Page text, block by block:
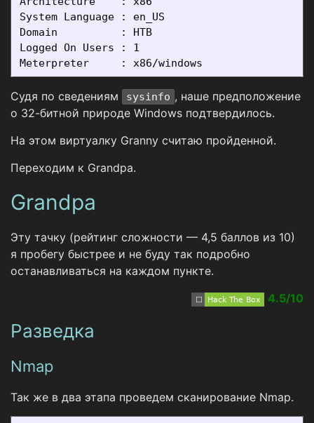
System Language : en_US
Domain          : HTB
Logged On Users : 1
Судя по сведениям sysinfo , наше предположение
о 32-битной природе Windows подтвердилось.
На этом виртуалку Granny считаю пройденной.
Переходим к Grandpa.
Grandpa
Эту тачку (рейтинг сложности — 4,5 баллов из 10)
я пробегу быстрее и не буду так подробно
останавливаться на каждом пункте.
4.5/10
Разведка
Nmap
Так же в два этапа проведем сканирование Nmap.